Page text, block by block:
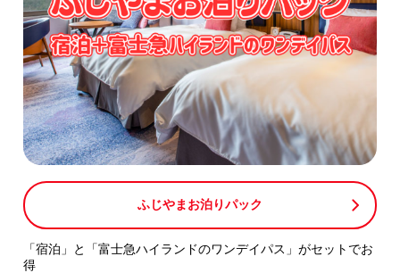
ふじやまお泊りパック
「宿泊」と「富士急ハイランドのワンデイパス」がセットでお
得